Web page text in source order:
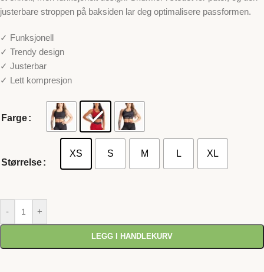
justerbare stroppen på baksiden lar deg optimalisere passformen.
✓ Funksjonell
✓ Trendy design
✓ Justerbar
✓ Lett kompresjon
Farge
Størrelse
XS S M L XL
- +
LEGG I HANDLEKURV